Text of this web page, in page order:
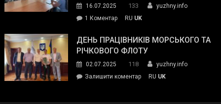
команда
укриття
16.07.2025 133
yuzhny.info
1 Коментардо
Південного
зустрілася
представниками
молодіжної
RU UK
ДЕНЬ ПРАЦІВНИКІВ МОРСЬКОГО ТА
РІЧКОВОГО ФЛОТУ
02.07.2025 118
yuzhny.info
Залишити коментарon
RU UK